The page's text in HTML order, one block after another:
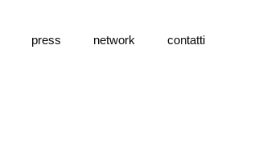
press network contatti